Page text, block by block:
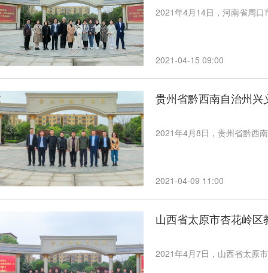
2021年4月14日，河南省周
2021-04-15 09:00
贵州省黔西南自治州
2021年4月8日，贵州省黔西
2021-04-09 11:00
山西省太原市杏花岭
2021年4月7日，山西省太原